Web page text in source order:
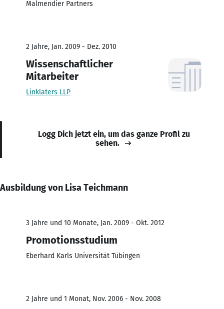
Malmendier Partners
2 Jahre, Jan. 2009 - Dez. 2010
Wissenschaftlicher
Mitarbeiter
Linklaters LLP
Logg Dich jetzt ein, um das ganze Profil zu
sehen.
Ausbildung von Lisa Teichmann
3 Jahre und 10 Monate, Jan. 2009 - Okt. 2012
Promotionsstudium
Eberhard Karls Universität Tübingen
2 Jahre und 1 Monat, Nov. 2006 - Nov. 2008